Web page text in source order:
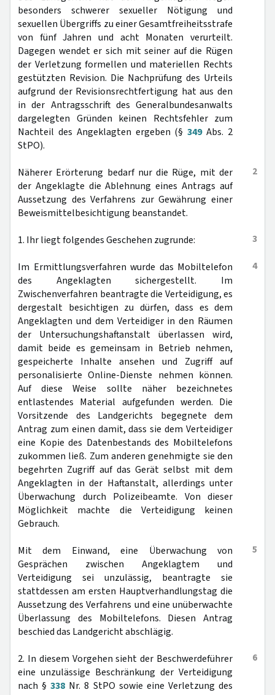
besonders schwerer sexueller Nötigung und
sexuellen Übergriffs zu einer Gesamtfreiheitsstrafe
von fünf Jahren und acht Monaten verurteilt.
Dagegen wendet er sich mit seiner auf die Rügen
der Verletzung formellen und materiellen Rechts
gestützten Revision. Die Nachprüfung des Urteils
aufgrund der Revisionsrechtfertigung hat aus den
in der Antragsschrift des Generalbundesanwalts
dargelegten Gründen keinen Rechtsfehler zum
Nachteil des Angeklagten ergeben (§349Abs. 2
StPO).
2
Näherer Erörterung bedarf nur die Rüge, mit der
der Angeklagte die Ablehnung eines Antrags auf
Aussetzung des Verfahrens zur Gewährung einer
Beweismittelbesichtigung beanstandet.
3
1. Ihr liegt folgendes Geschehen zugrunde:
4
Im Ermittlungsverfahren wurde das Mobiltelefon
des Angeklagten sichergestellt. Im
Zwischenverfahren beantragte die Verteidigung, es
dergestalt besichtigen zu dürfen, dass es dem
Angeklagten und dem Verteidiger in den Räumen
der Untersuchungshaftanstalt überlassen wird,
damit beide es gemeinsam in Betrieb nehmen,
gespeicherte Inhalte ansehen und Zugriff auf
personalisierte Online-Dienste nehmen können.
Auf diese Weise sollte näher bezeichnetes
entlastendes Material aufgefunden werden. Die
Vorsitzende des Landgerichts begegnete dem
Antrag zum einen damit, dass sie dem Verteidiger
eine Kopie des Datenbestands des Mobiltelefons
zukommen ließ. Zum anderen genehmigte sie den
begehrten Zugriff auf das Gerät selbst mit dem
Angeklagten in der Haftanstalt, allerdings unter
Überwachung durch Polizeibeamte. Von dieser
Möglichkeit machte die Verteidigung keinen
Gebrauch.
5
Mit dem Einwand, eine Überwachung von
Gesprächen zwischen Angeklagtem und
Verteidigung sei unzulässig, beantragte sie
stattdessen am ersten Hauptverhandlungstag die
Aussetzung des Verfahrens und eine unüberwachte
Überlassung des Mobiltelefons. Diesen Antrag
beschied das Landgericht abschlägig.
6
2. In diesem Vorgehen sieht der Beschwerdeführer
eine unzulässige Beschränkung der Verteidigung
nach §338 Nr. 8 StPO sowie eine Verletzung des